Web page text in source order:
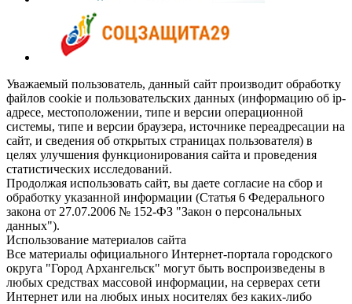
Уважаемый пользователь, данный сайт производит обработку
файлов cookie и пользовательских данных (информацию об ip-
адресе, местоположении, типе и версии операционной
системы, типе и версии браузера, источнике переадресации на
сайт, и сведения об открытых страницах пользователя) в
целях улучшения функционирования сайта и проведения
статистических исследований.
Продолжая использовать сайт, вы даете согласие на сбор и
обработку указанной информации (Статья 6 Федерального
закона от 27.07.2006 № 152-ФЗ "Закон о персональных
данных").
Использование материалов сайта
Все материалы официального Интернет-портала городского
округа "Город Архангельск" могут быть воспроизведены в
любых средствах массовой информации, на серверах сети
Интернет или на любых иных носителях без каких-либо